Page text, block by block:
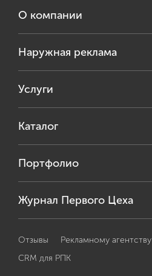
О компании
Наружная реклама
Услуги
Каталог
Портфолио
Журнал Первого Цеха
Отзывы Рекламному агентству
CRM для РПК